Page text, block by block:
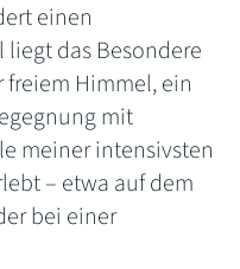
einen
liegt das Besondere
Himmel, ein
mit
meiner intensivsten
– etwa auf dem
bei einer